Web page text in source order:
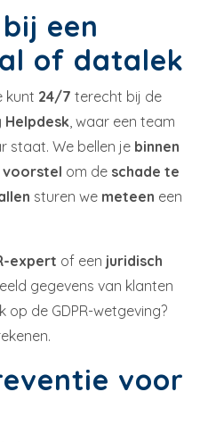
een
of datalek
kunt 24/7 terecht bij de
Helpdesk, waar een team
staat. We bellen je binnen
voorstel om de schade te
sturen we meteen een
expert of een juridisch
gegevens van klanten
op de GDPR-wetgeving?
voor